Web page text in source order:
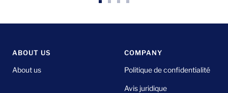
ABOUT US
About us
COMPANY
Politique de confidentialité
Avis juridique